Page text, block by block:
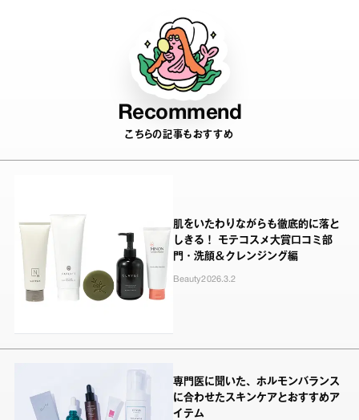
Recommend
こちらの記事もおすすめ
肌をいたわりながらも徹底的に落と
しきる！ モテコスメ大賞口コミ部
門・洗顔＆クレンジング編
Beauty2026.3.2
専門医に聞いた、ホルモンバランス
に合わせたスキンケアとおすすめア
イテム